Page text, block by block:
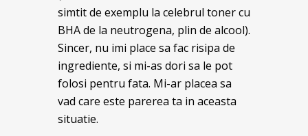
simtit de exemplu la celebrul toner cu
BHA de la neutrogena, plin de alcool).
Sincer, nu imi place sa fac risipa de
ingrediente, si mi-as dori sa le pot
folosi pentru fata. Mi-ar placea sa
vad care este parerea ta in aceasta
situatie.